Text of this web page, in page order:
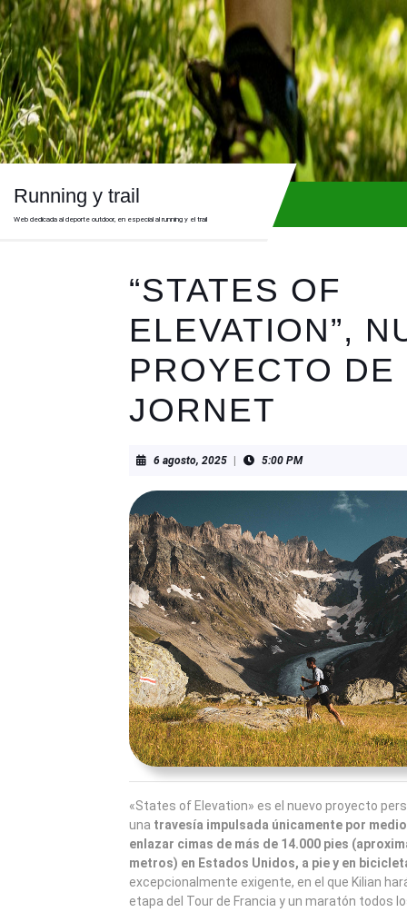
Skip
to
content
Running y trail
Web dedicada al deporte outdoor, en especial al running y el trail
“STATES OF
ELEVATION”,
PROYECTO
JORNET
6 agosto, 20256
2025
5:00 PM
«States of Elevation» es el nuevo proyecto
una travesía impulsada únicamente por
enlazar cimas de más de 14.000 pies
metros) en Estados Unidos, a pie y en
excepcionalmente exigente, en el que Kilian
etapa del Tour de Francia y un maratón todos